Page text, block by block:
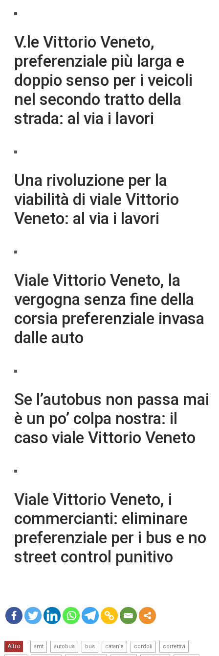
V.le Vittorio Veneto,
preferenziale più larga e
doppio senso per i veicoli
nel secondo tratto della
strada: al via i lavori
Una rivoluzione per la
viabilità di viale Vittorio
Veneto: al via i lavori
Viale Vittorio Veneto, la
vergogna senza fine della
corsia preferenziale invasa
dalle auto
Se l’autobus non passa mai
è un po’ colpa nostra: il
caso viale Vittorio Veneto
Viale Vittorio Veneto, i
commercianti: eliminare
preferenziale per i bus e no
street control punitivo
re
Altro amt autobus bus catania cordoli correttivi